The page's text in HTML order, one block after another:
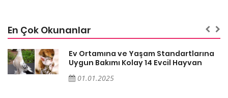
En Çok Okunanlar
Ev Ortamına ve Yaşam Standartlarına
Uygun Bakımı Kolay 14 Evcil Hayvan
01.01.2025